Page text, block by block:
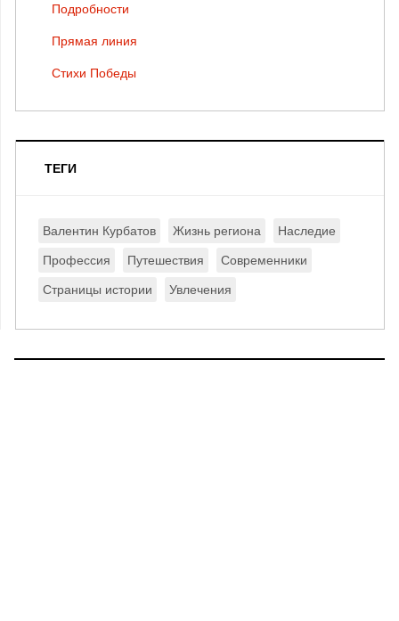
Подробности
Прямая линия
Стихи Победы
ТЕГИ
Валентин Курбатов Жизнь региона Наследие
Профессия Путешествия Современники
Страницы истории Увлечения